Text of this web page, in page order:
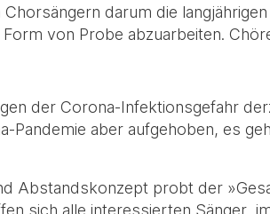
darum die
von Probe abzuarbeiten.
der Corona-Infektionsgefahr
Pandemie aber aufgehoben, es
Abstandskonzept probt der
sich alle interessierten Sänger